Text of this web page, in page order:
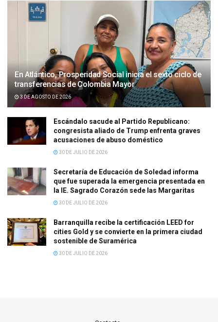
En Atlántico, Prosperidad Social inicia el sexto ciclo de
transferencias de Colombia Mayor
3 DE AGOSTO DE 2026
Escándalo sacude al Partido Republicano:
congresista aliado de Trump enfrenta graves
acusaciones de abuso doméstico
30 DE JULIO DE 2026
Secretaría de Educación de Soledad informa
que fue superada la emergencia presentada en
la IE. Sagrado Corazón sede las Margaritas
30 DE JULIO DE 2026
Barranquilla recibe la certificación LEED for
cities Gold y se convierte en la primera ciudad
sostenible de Suramérica
30 DE JULIO DE 2026